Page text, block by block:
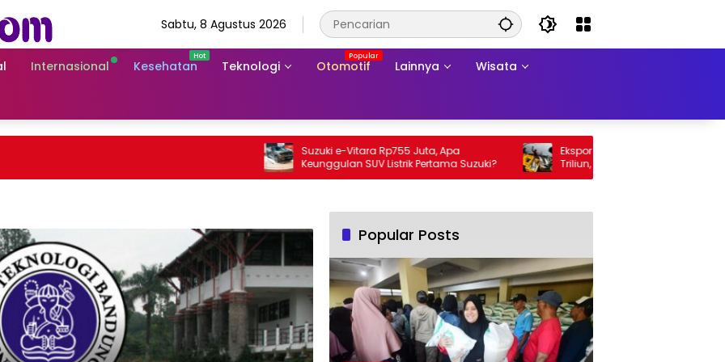
Sabtu, 8 Agustus 2026
Internasional Kesehatan Teknologi Otomotif Lainnya Wisata
Suzuki e-Vitara Rp755 Juta, Apa
Keunggulan SUV Listrik Pertama Suzuki?
Ekspor Perikanan 2025 Tembus Rp105
Triliun, AS Jadi Pasar Utama
Popular Posts